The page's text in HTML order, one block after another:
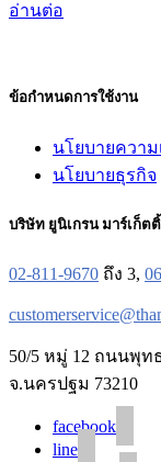
อ่านต่อ
ข้อกำหนดการใช้งาน
นโยบายควา
นโยบายธุรกิจ
บริษัท ยูนิเกรน มาร์เก็ต
02-811-9670 ถึง 3,
50/5 หมู่ 12 ถนนพุ
จ.นครปฐม 73210
facebook
line